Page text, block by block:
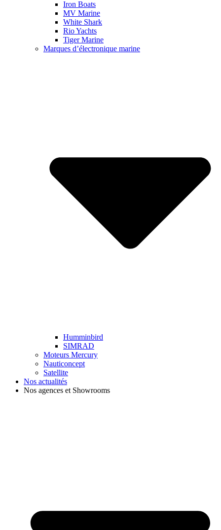
Iron Boats
MV Marine
White Shark
Rio Yachts
Tiger Marine
Marques d’électronique marine
Humminbird
SIMRAD
Moteurs Mercury
Nauticoncept
Satellite
Nos actualités
Nos agences et Showrooms